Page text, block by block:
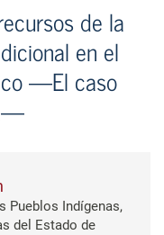
de la
en el
—El caso
Pueblos Indígenas,
del Estado de